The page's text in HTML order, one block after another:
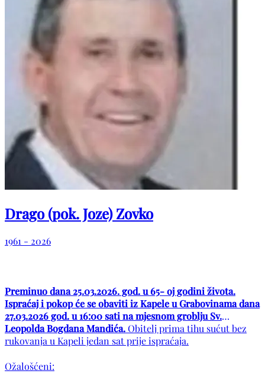
Drago (pok. Joze) Zovko
1961 - 2026
Preminuo dana 25.03.2026. god. u 65- oj godini života.
Ispraćaj i pokop će se obaviti iz Kapele u Grabovinama dana
27.03.2026 god. u 16:00 sati na mjesnom groblju Sv.
Leopolda Bogdana Mandića.Obitelj prima tihu sućut bez
rukovanja u Kapeli jedan sat prije ispraćaja.
Ožalošćeni: